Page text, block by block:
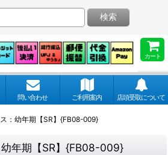
カート
検索
問い合わせ ご利用案内 店頭受取について
：幼年期【SR】{FB08-009}
年期【SR】{FB08-009}